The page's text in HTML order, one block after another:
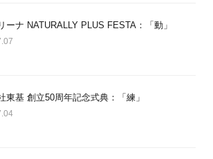
ーナ NATURALLY PLUS FESTA：「動」
東基 創立50周年記念式典：「練」